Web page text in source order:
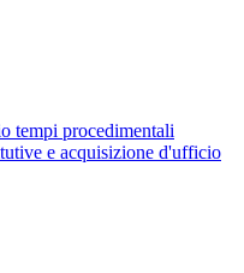
tempi procedimentali
e acquisizione d'ufficio